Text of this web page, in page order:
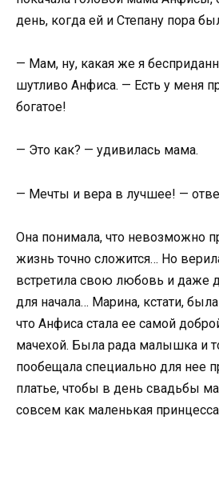
день, когда ей и Степану пора
— Мам, ну, какая же я
шутливо Анфиса. — Есть у меня
богатое!
— Это как? — удивилась мама.
— Мечты и вера в лучшее! —
Она понимала, что невозможно
жизнь точно сложится… Но
встретила свою любовь и даже
для начала… Марина, кстати,
что Анфиса стала ее самой
мачехой. Была рада малышка и
пообещала специально для нее
платье, чтобы в день свадьбы
совсем как маленькая